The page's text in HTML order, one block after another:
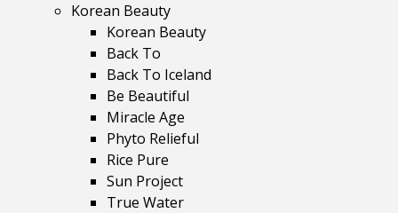
Korean Beauty
Korean Beauty
Back To
Back To Iceland
Be Beautiful
Miracle Age
Phyto Relieful
Rice Pure
Sun Project
True Water